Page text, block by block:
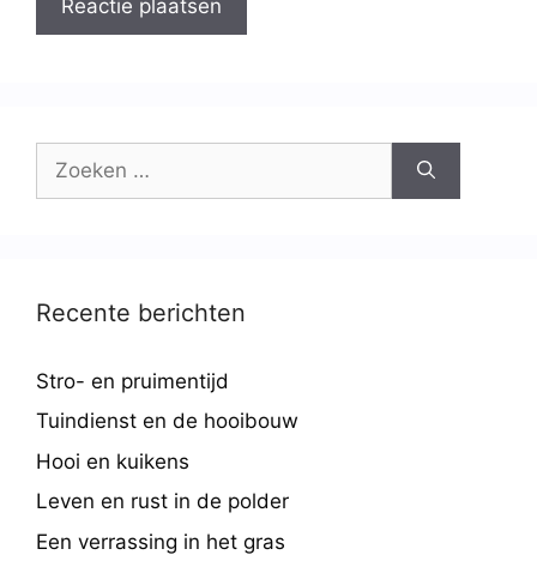
Recente berichten
Stro- en pruimentijd
Tuindienst en de hooibouw
Hooi en kuikens
Leven en rust in de polder
Een verrassing in het gras